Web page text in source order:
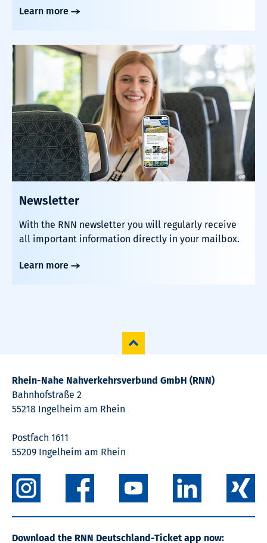
Learn more
Newsletter
With the RNN newsletter you will regularly receive
all important information directly in your mailbox.
Learn more
Rhein-Nahe Nahverkehrsverbund GmbH (RNN)
Bahnhofstraße 2
55218 Ingelheim am Rhein
Postfach 1611
55209 Ingelheim am Rhein
Download the RNN Deutschland-Ticket app now: